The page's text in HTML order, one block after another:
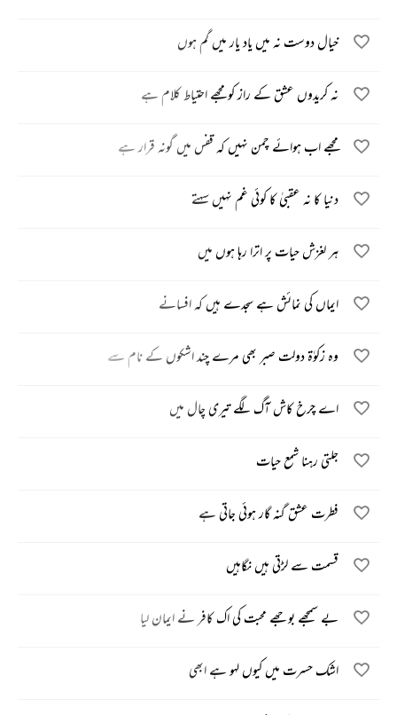
خیال دوست نہ میں یاد یار میں گم ہوں
نہ کریدوں عشق کے راز کو مجھے احتیاط کلام ہے
مجھے اب ہوائے چمن نہیں کہ قفس میں گونہ قرار ہے
دنیا کا نہ عقبیٰ کا کوئی غم نہیں سہتے
ہر لغزش حیات پر اترا رہا ہوں میں
ایماں کی نمائش ہے سجدے ہیں کہ افسانے
وہ زکوٰۃ دولت صبر بھی مرے چند اشکوں کے نام سے
اے چرخ کاش آگ لگے تیری چال میں
جلتی رہنا شمع حیات
فطرت عشق گنہ گار ہوئی جاتی ہے
قسمت سے لڑتی ہیں نگاہیں
بے سمجھے بوجھے محبت کی اک کافر نے ایمان لیا
اشک حسرت میں کیوں لہو ہے ابھی